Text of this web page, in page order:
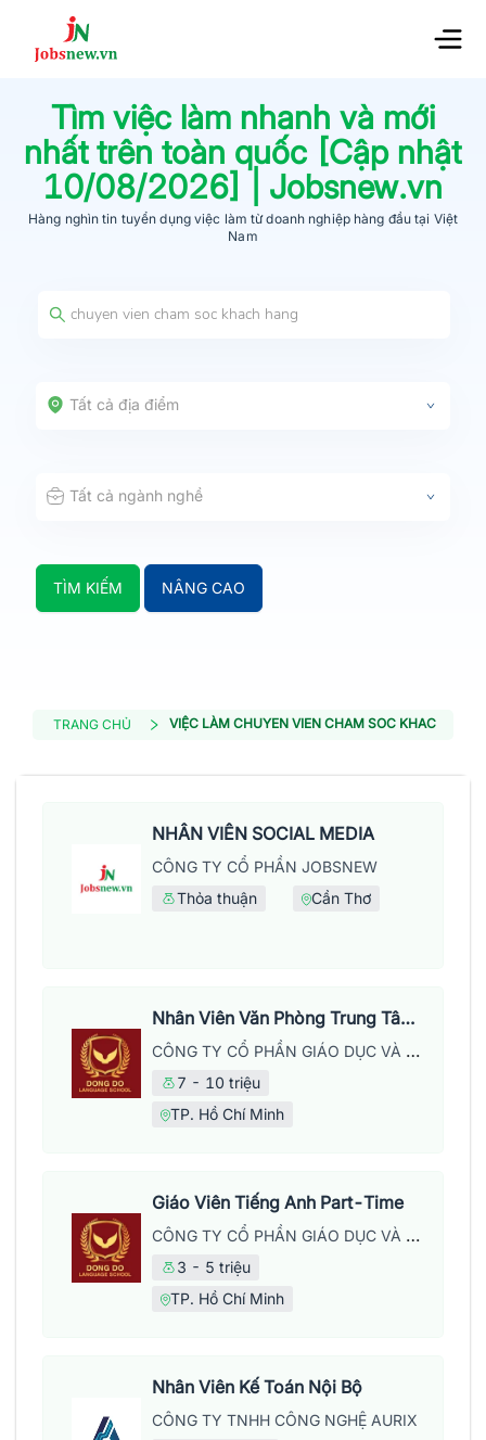
Tìm việc làm nhanh và mới
nhất trên toàn quốc [Cập nhật
10/08/2026] | Jobsnew.vn
Hàng nghìn tin tuyển dụng việc làm từdoanh nghiệp hàng đầu tại Việt
Nam
Tất cả địa điểm
Tất cả ngành nghề
TÌM KIẾM NÂNG CAO
TRANG CHỦ VIỆC LÀM CHUYEN VIEN CHAM SOC KHACH HANG
NHÂN VIÊN SOCIAL MEDIA
CÔNG TY CỔ PHẦN JOBSNEW
Thỏa thuận
Cần Thơ
Nhân Viên Văn Phòng Trung Tâm Anh Ngữ
CÔNG TY CỔ PHẦN GIÁO DỤC VÀ NĂNG LƯỢNG ĐÔNG ĐÔ
7 - 10 triệu
TP. Hồ Chí Minh
Giáo Viên Tiếng Anh Part-Time
CÔNG TY CỔ PHẦN GIÁO DỤC VÀ NĂNG LƯỢNG ĐÔNG ĐÔ
3 - 5 triệu
TP. Hồ Chí Minh
Nhân Viên Kế Toán Nội Bộ
CÔNG TY TNHH CÔNG NGHỆ AURIX